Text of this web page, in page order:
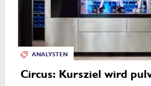
ANALYSTEN
Circus: Kursziel wird